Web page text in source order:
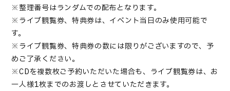
※整理番号はランダムでの配布となります。
※ライブ観覧券、特典券は、イベント当日のみ使用可能で
す。
※ライブ観覧券、特典券の数には限りがございますので、予
めご了承ください。
※CDを複数枚ご予約いただいた場合も、ライブ観覧券は、お
一人様1枚までのお渡しとさせていただきます。